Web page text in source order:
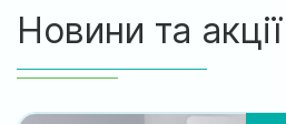
Новини та акції